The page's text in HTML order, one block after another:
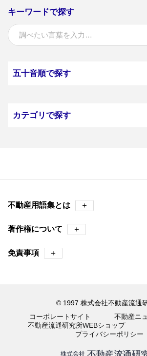
キーワードで探す
五十音順で探す
カテゴリで探す
不動産用語集とは ＋
著作権について ＋
免責事項 ＋
© 1997 株式会社不動産流通
コーポレートサイト
不動産ニ
不動産流通研究所WEBショップ
プライバシーポリシー